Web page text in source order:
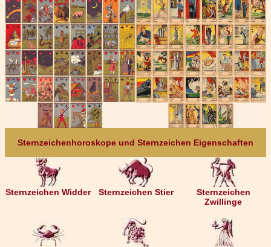
Sternzeichenhoroskope und Sternzeichen Eigenschaften
Sternzeichen Widder Sternzeichen Stier
Sternzeichen
Zwillinge